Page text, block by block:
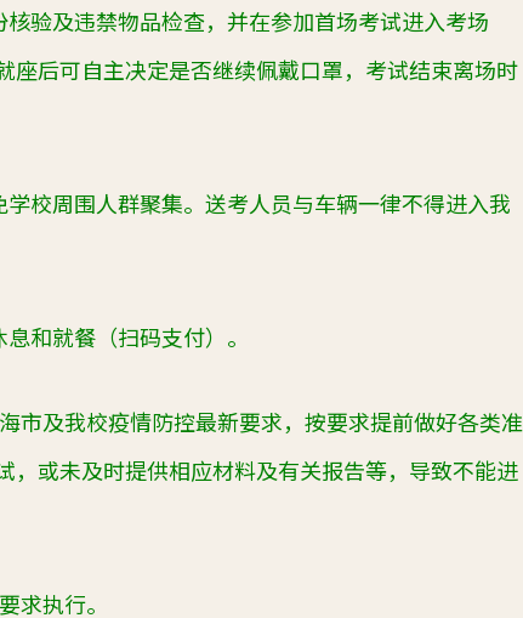
验及违禁物品检查，并在参加首场考试进入考场
座后可自主决定是否继续佩戴口罩，考试结束离场时
校周围人群聚集。送考人员与车辆一律不得进入我
和就餐（扫码支付）。
市及我校疫情防控最新要求，按要求提前做好各类准
，或未及时提供相应材料及有关报告等，导致不能进
求执行。